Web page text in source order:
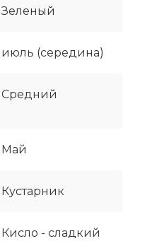
Зеленый
июль (середина)
Средний
Май
Кустарник
Кисло - сладкий